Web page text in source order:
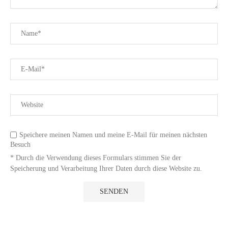
Speichere meinen Namen und meine E-Mail für meinen nächsten
Besuch
* Durch die Verwendung dieses Formulars stimmen Sie der
Speicherung und Verarbeitung Ihrer Daten durch diese Website zu.